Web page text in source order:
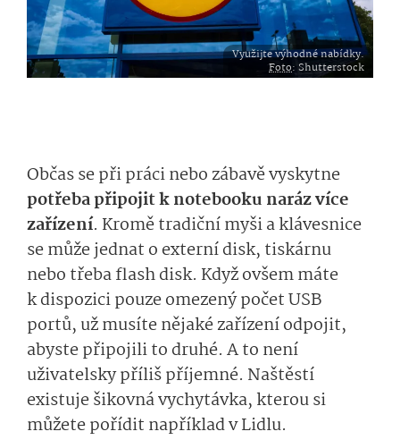
Využijte výhodné nabídky.
Foto: Shutterstock
Občas se při práci nebo zábavě vyskytne
potřeba připojit k notebooku naráz více
zařízení. Kromě tradiční myši a klávesnice
se může jednat o externí disk, tiskárnu
nebo třeba flash disk. Když ovšem máte
k dispozici pouze omezený počet USB
portů, už musíte nějaké zařízení odpojit,
abyste připojili to druhé. A to není
uživatelsky příliš příjemné. Naštěstí
existuje šikovná vychytávka, kterou si
můžete pořídit například v Lidlu.